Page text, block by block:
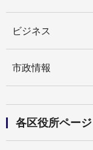
ビジネス
市政情報
各区役所ページ